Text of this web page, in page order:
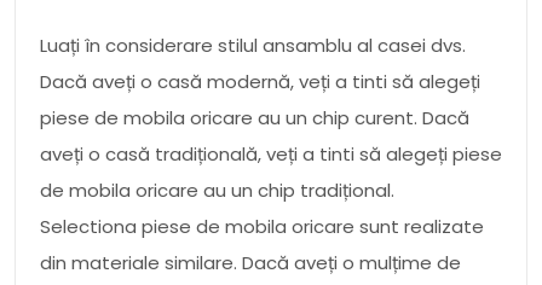
Luați în considerare stilul ansamblu al casei dvs.
Dacă aveți o casă modernă, veți a tinti să alegeți
piese de mobila oricare au un chip curent. Dacă
aveți o casă tradițională, veți a tinti să alegeți piese
de mobila oricare au un chip tradițional.
Selectiona piese de mobila oricare sunt realizate
din materiale similare. Dacă aveți o mulțime de